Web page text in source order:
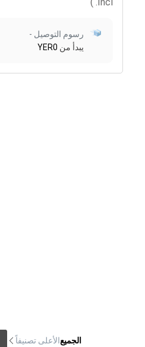
رسوم التوصيل -
يبدأ من YER0
الجميعالأعلى تصنيفاً